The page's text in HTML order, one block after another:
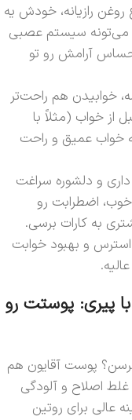
رازیانه، خودش یه
می‌تونه سیستم عصبی
آرامش رو تو
خوابیدن هم راحت‌تر
از خواب (مثلاً با
خواب عمیق و راحت
و دلشوره سراغت
اضطرابت رو
به کارات برسی.
استرس و بهبود خوابت
پیری: پوستت رو
پوست آقایون هم
غلط اصلاح و آلودگی
عالی برای روتین